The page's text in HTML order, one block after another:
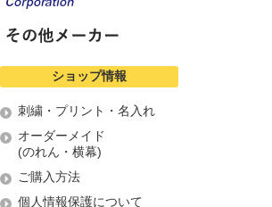
ショップ情報
刺繍・プリント・名入れ
オーダーメイド
(のれん・横幕)
ご購入方法
個人情報保護について